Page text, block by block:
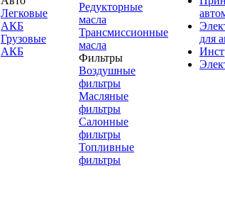
Легковые
АКБ
Грузовые
АКБ
Редукторные
масла
Трансмиссионные
масла
Фильтры
Воздушные
фильтры
Масляные
фильтры
Салонные
фильтры
Топливные
фильтры
для